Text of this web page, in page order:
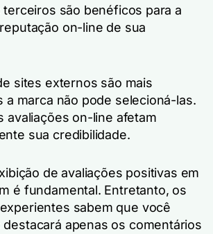
são benéficos para a
on-line de sua
sites externos são mais
a marca não pode selecioná-las.
avaliações on-line afetam
sua credibilidade.
de avaliações positivas em
é fundamental. Entretanto, os
sabem que você
apenas os comentários